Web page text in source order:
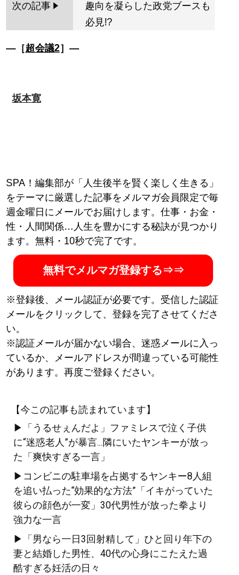
次の記事
趣向を凝らした政党ブースも
必見!?
―［超会議2］―
坂本寛
SPA！編集部が「人生後半を賢く楽しく生きる」
をテーマに厳選した記事をメルマガ会員限定で毎
週金曜日にメールでお届けします。仕事・お金・
性・人間関係…人生を豊かにする秘訣が見つかり
ます。無料・10秒で完了です。
無料でメルマガ登録する⇒⇒
※登録後、メール認証が必要です。受信した認証
メールをクリックして、登録を完了させてくださ
い。
※認証メールが届かない場合、迷惑メールに入っ
ているか、メールアドレスが間違っている可能性
があります。再度ご登録ください。
【今この記事も読まれています】
▶「うるせぇんだよ」ファミレスで泣く子供
に“迷惑老人”が暴言...隣にいたヤンキーが放っ
た「爽快すぎる一言」
▶コンビニの駐車場を占拠するヤンキー8人組
を追い払った“効果的な方法”「イキがっていた
彼らの顔色が一変」30代男性が放った拳より
強力な一言
▶「男なら一日3回射精して」ひと回り年下の
妻と結婚した男性、40代の心身にこたえた過
酷すぎる妊活の日々